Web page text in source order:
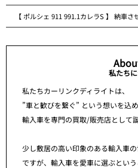
【 ポルシェ 911 991.1カレラS 】 納車さ
私たち
私たちカーリンクディライトは、
”車と歓びを繋ぐ” という想いを込め
輸入車を専門の買取/販売店として
少し敷居の高い印象のある輸入車の
ですが、輸入車を愛車に選ぶとい